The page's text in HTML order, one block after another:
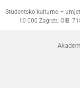
Studentsko kulturno –
10 000 Zagreb; OIB: